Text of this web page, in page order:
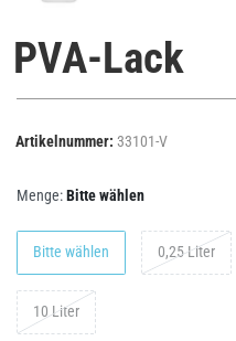
PVA-Lack
Artikelnummer: 33101-V
Menge:Bitte wählen
Bitte wählen 0,25 Liter
10 Liter